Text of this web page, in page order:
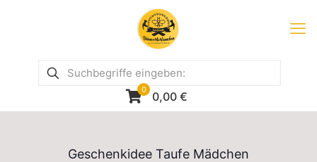
0 0,00 €
Geschenkidee Taufe Mädchen